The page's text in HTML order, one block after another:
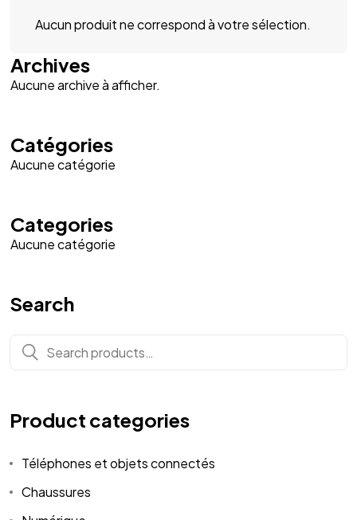
Aucun produit ne correspond à votre sélection.
Archives
Aucune archive à afficher.
Catégories
Aucune catégorie
Categories
Aucune catégorie
Search
Search
for:
Product categories
Téléphones et objets connectés
Chaussures